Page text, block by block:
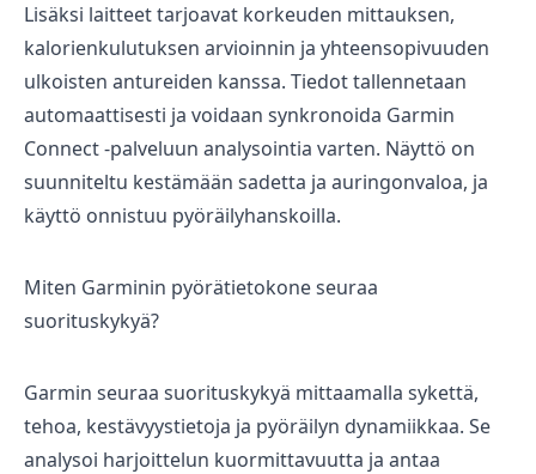
Lisäksi laitteet tarjoavat korkeuden mittauksen,
kalorienkulutuksen arvioinnin ja yhteensopivuuden
ulkoisten antureiden kanssa. Tiedot tallennetaan
automaattisesti ja voidaan synkronoida Garmin
Connect -palveluun analysointia varten. Näyttö on
suunniteltu kestämään sadetta ja auringonvaloa, ja
käyttö onnistuu pyöräilyhanskoilla.
Miten Garminin pyörätietokone seuraa
suorituskykyä?
Garmin seuraa suorituskykyä mittaamalla sykettä,
tehoa, kestävyystietoja ja pyöräilyn dynamiikkaa. Se
analysoi harjoittelun kuormittavuutta ja antaa